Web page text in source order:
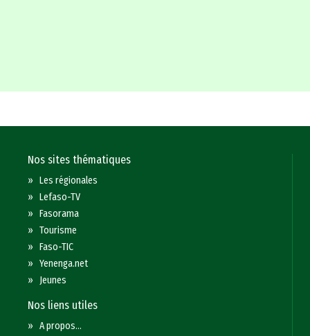
Nos sites thématiques
»Les régionales
»Lefaso-TV
»Fasorama
»Tourisme
»Faso-TIC
»Yenenga.net
» Jeunes
Nos liens utiles
»A propos...